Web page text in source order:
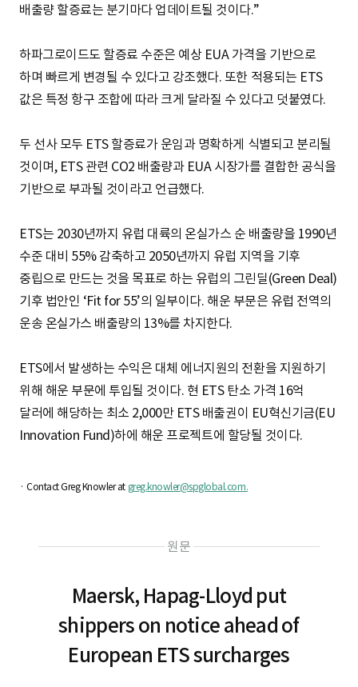
배출량 할증료는 분기마다 업데이트될 것이다.”
하파그로이드도 할증료 수준은 예상 EUA 가격을 기반으로
하며 빠르게 변경될 수 있다고 강조했다. 또한 적용되는 ETS
값은 특정 항구 조합에 따라 크게 달라질 수 있다고 덧붙였다.
두 선사 모두 ETS 할증료가 운임과 명확하게 식별되고 분리될
것이며, ETS 관련 CO2 배출량과 EUA 시장가를 결합한 공식을
기반으로 부과될 것이라고 언급했다.
ETS는 2030년까지 유럽 대륙의 온실가스 순 배출량을 1990년
수준 대비 55% 감축하고 2050년까지 유럽 지역을 기후
중립으로 만드는 것을 목표로 하는 유럽의 그린딜(Green Deal)
기후 법안인 ‘Fit for 55’의 일부이다. 해운 부문은 유럽 전역의
운송 온실가스 배출량의 13%를 차지한다.
ETS에서 발생하는 수익은 대체 에너지원의 전환을 지원하기
위해 해운 부문에 투입될 것이다. 현 ETS 탄소 가격 16억
달러에 해당하는 최소 2,000만 ETS 배출권이 EU혁신기금(EU
Innovation Fund)하에 해운 프로젝트에 할당될 것이다.
· Contact Greg Knowler at greg.knowler@spglobal.com.
원문
Maersk, Hapag-Lloyd put
shippers on notice ahead of
European ETS surcharges